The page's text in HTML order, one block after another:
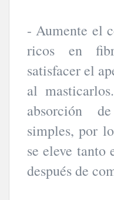
- Aumente el
ricos en
satisfacer el
al
absorción
simples, por
se eleve tanto
después de